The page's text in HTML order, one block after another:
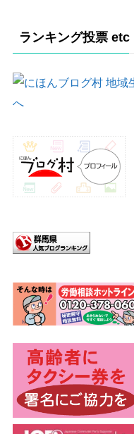
ランキング投票 etc